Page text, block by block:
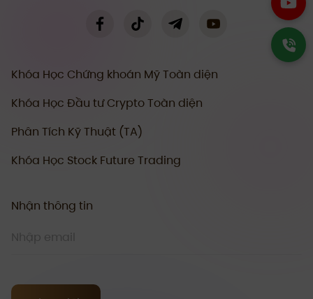
Khóa Học Chứng khoán Mỹ Toàn diện
Khóa Học Đầu tư Crypto Toàn diện
Phân Tích Kỹ Thuật (TA)
Khóa Học Stock Future Trading
Nhận thông tin